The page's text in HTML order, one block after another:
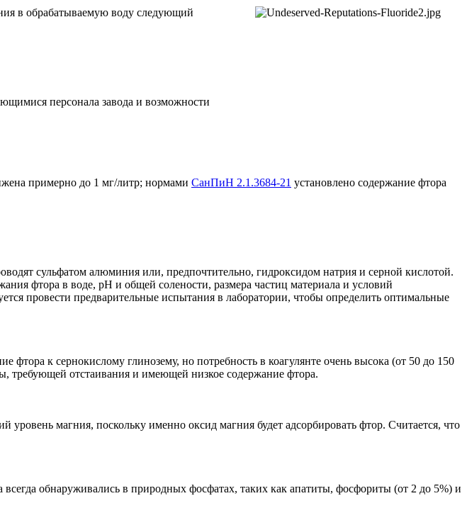
в обрабатываемую воду следующий
персонала завода и возможности
примерно до 1 мг/литр; нормами СанПиН 2.1.3684-21 установлено содержание фтора
сульфатом алюминия или, предпочтительно, гидроксидом натрия и серной кислотой.
фтора в воде, рН и общей солености, размера частиц материала и условий
провести предварительные испытания в лаборатории, чтобы определить оптимальные
к сернокислому глинозему, но потребность в коагулянте очень высока (от 50 до 150
требующей отстаивания и имеющей низкое содержание фтора.
магния, поскольку именно оксид магния будет адсорбировать фтор. Считается, что
обнаруживались в природных фосфатах, таких как апатиты, фосфориты (от 2 до 5%) и